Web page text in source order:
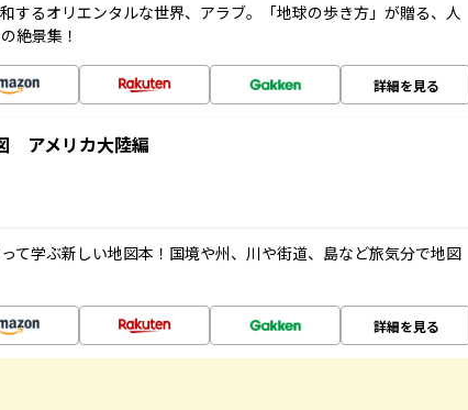
するオリエンタルな世界、アラブ。「地球の歩き方」が贈る、人
絶景集！
詳細を見る
アメリカ大陸編
て学ぶ新しい地図本！国境や州、川や街道、島など旅気分で地図
詳細を見る